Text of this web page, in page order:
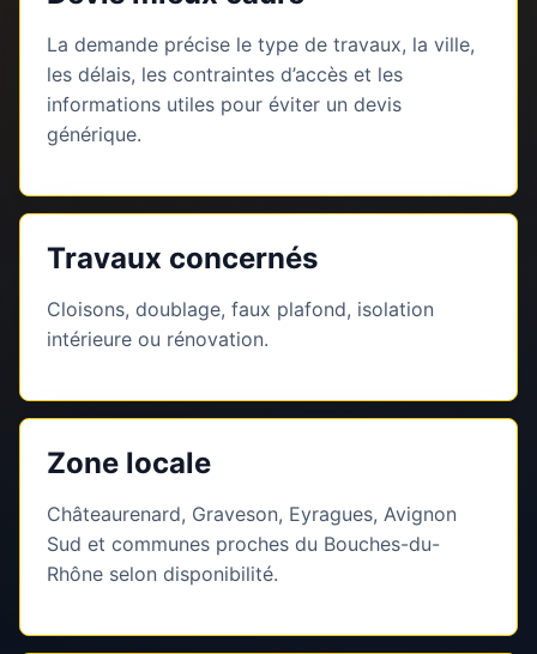
La demande précise le type de travaux, la ville,
les délais, les contraintes d’accès et les
informations utiles pour éviter un devis
générique.
Travaux concernés
Cloisons, doublage, faux plafond, isolation
intérieure ou rénovation.
Zone locale
Châteaurenard, Graveson, Eyragues, Avignon
Sud et communes proches du Bouches-du-
Rhône selon disponibilité.